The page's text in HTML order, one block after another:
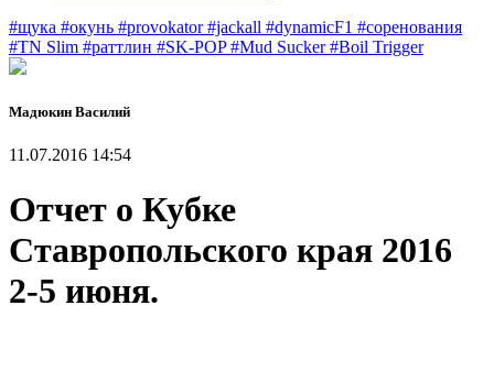
#щука #окунь #provokator#jackall #dynamicF1 #соренования
#TN Slim #раттлин #SK-POP#Mud Sucker#Boil Trigger
Мадюкин Василий
11.07.2016 14:54
Отчет о Кубке
Ставропольского края 2016
2-5 июня.